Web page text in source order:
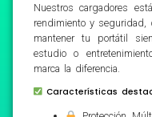
Nuestros cargadores
rendimiento y seguridad,
mantener tu portátil
estudio o
marca la diferencia.
Características